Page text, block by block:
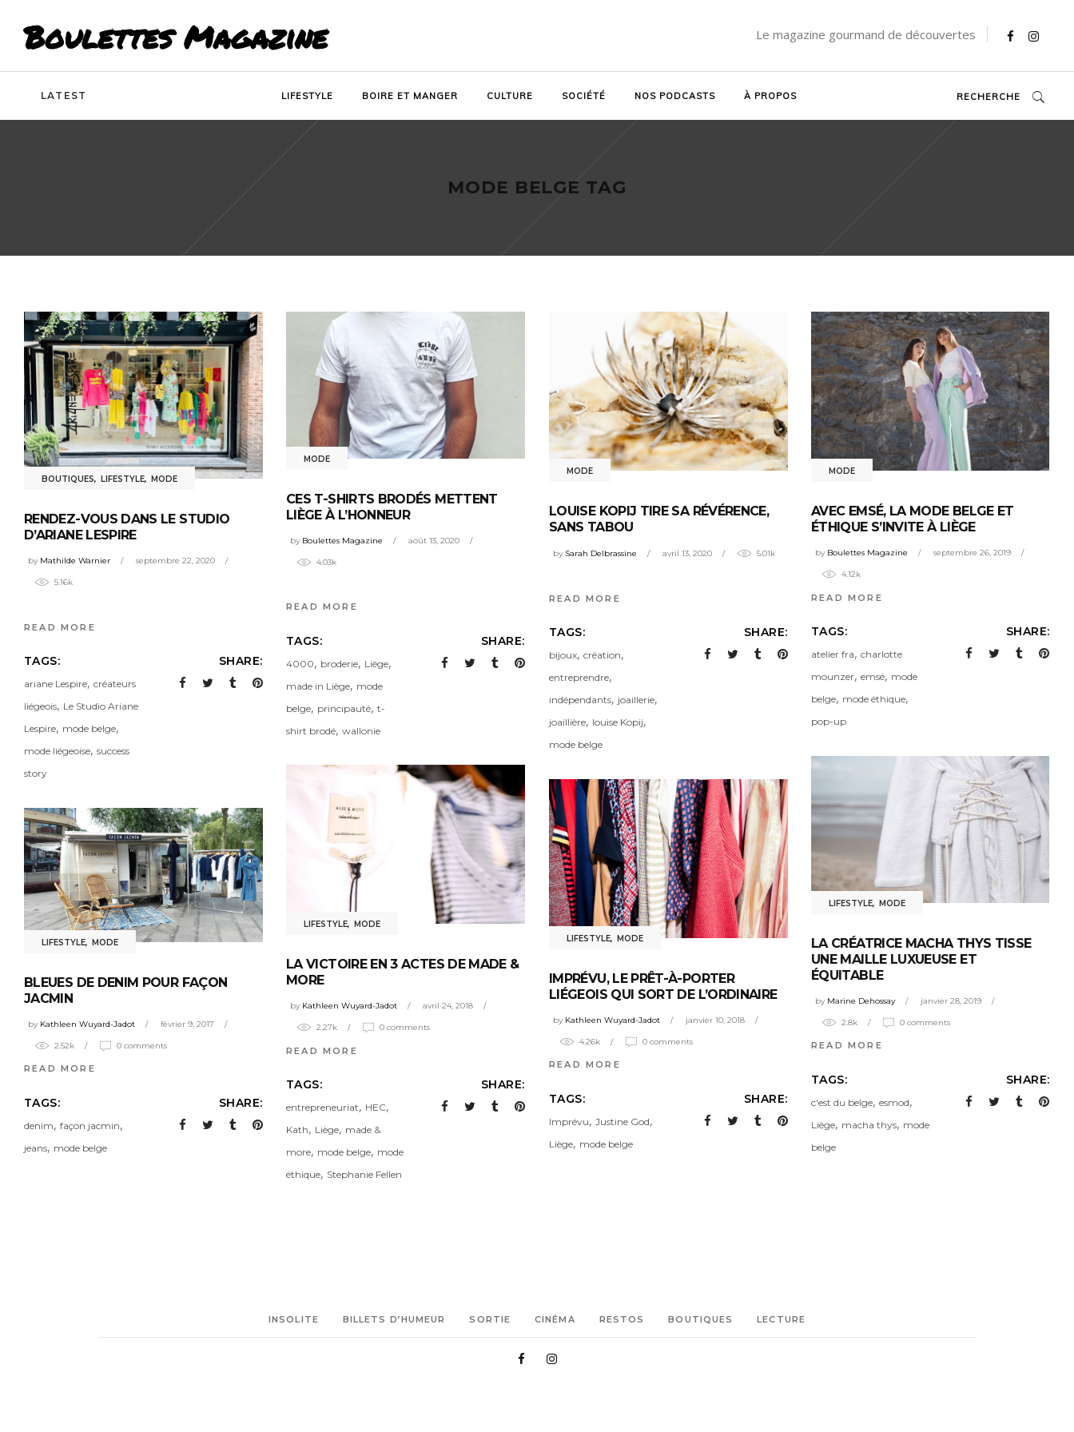
Boulettes Magazine Le magazine gourmand de découvertes
LATEST LIFESTYLE BOIRE ET MANGER CULTURE SOCIÉTÉ NOS PODCASTS À PROPOS RECHERCHE
MODE BELGE TAG
BOUTIQUES, LIFESTYLE, MODE
RENDEZ-VOUS DANS LE STUDIO
D’ARIANE LESPIRE
by Mathilde Warnier septembre 22, 2020
5.16k
READ MORE
TAGS:
ariane Lespire, créateurs
liégeois, Le Studio Ariane
Lespire, mode belge,
mode liégeoise, success
story
SHARE:
MODE
CES T-SHIRTS BRODÉS METTENT
LIÈGE À L’HONNEUR
by Boulettes Magazine août 13, 2020
4.03k
READ MORE
TAGS:
4000, broderie, Liège,
made in Liège, mode
belge, principauté, t-
shirt brodé, wallonie
SHARE:
MODE
LOUISE KOPIJ TIRE SA RÉVÉRENCE,
SANS TABOU
by Sarah Delbrassine avril 13, 2020 5.01k
READ MORE
TAGS:
bijoux, création,
entreprendre,
indépendants, joaillerie,
joaillière, louise Kopij,
mode belge
SHARE:
MODE
AVEC EMSÉ, LA MODE BELGE ET
ÉTHIQUE S’INVITE À LIÈGE
by Boulettes Magazine septembre 26, 2019
4.12k
READ MORE
TAGS:
atelier fra, charlotte
mounzer, emsé, mode
belge, mode éthique,
pop-up
SHARE:
LIFESTYLE, MODE
LA CRÉATRICE MACHA THYS TISSE
UNE MAILLE LUXUEUSE ET
ÉQUITABLE
by Marine Dehossay janvier 28, 2019
2.8k 0 comments
READ MORE
TAGS:
c'est du belge, esmod,
Liège, macha thys, mode
belge
SHARE:
LIFESTYLE, MODE
LA VICTOIRE EN 3 ACTES DE MADE &
MORE
by Kathleen Wuyard-Jadot avril 24, 2018
2.27k 0 comments
READ MORE
TAGS:
entrepreneuriat, HEC,
Kath, Liège, made &
more, mode belge, mode
éthique, Stephanie Fellen
SHARE:
LIFESTYLE, MODE
IMPRÉVU, LE PRÊT-À-PORTER
LIÉGEOIS QUI SORT DE L’ORDINAIRE
by Kathleen Wuyard-Jadot janvier 10, 2018
4.26k 0 comments
READ MORE
TAGS:
Imprévu, Justine God,
Liège, mode belge
SHARE:
LIFESTYLE, MODE
BLEUES DE DENIM POUR FAÇON
JACMIN
by Kathleen Wuyard-Jadot février 9, 2017
2.52k 0 comments
READ MORE
TAGS:
denim, façon jacmin,
jeans, mode belge
SHARE:
INSOLITE BILLETS D’HUMEUR SORTIE CINÉMA RESTOS BOUTIQUES LECTURE